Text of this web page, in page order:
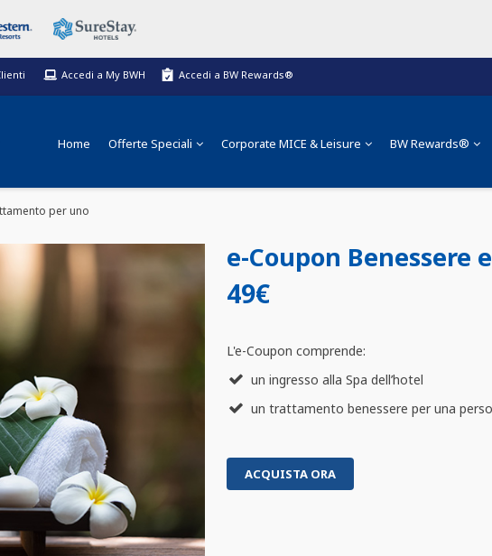
Accedi a My BWH Accedi a BW Rewards®
Home Offerte Speciali Corporate MICE & Leisure BW Rewards®
per uno
e-Coupon
49€
L'e-Coupon comprende:
un ingresso alla Spa dell’hotel
un trattamento benessere per una
ACQUISTA ORA